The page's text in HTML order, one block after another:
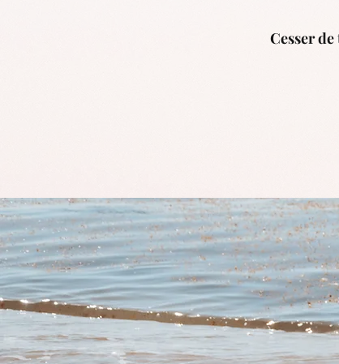
Cesser